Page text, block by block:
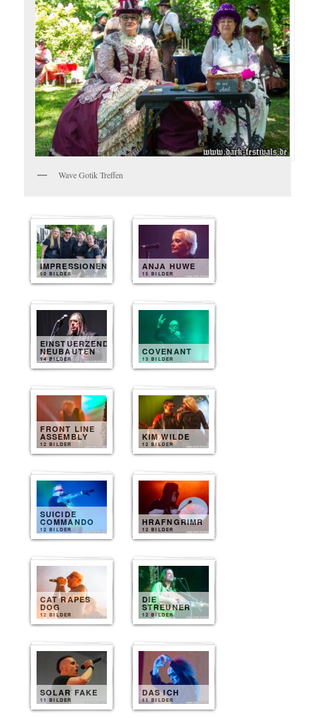
Wave Gotik Treffen
IMPRESSIONEN
50 BILDER
ANJA HUWE
15 BILDER
EINSTUERZENDE
NEUBAUTEN
14 BILDER
COVENANT
13 BILDER
FRONT LINE
ASSEMBLY
12 BILDER
KIM WILDE
12 BILDER
SUICIDE
COMMANDO
12 BILDER
HRAFNGRIMR
12 BILDER
CAT RAPES
DOG
12 BILDER
DIE
STREUNER
12 BILDER
SOLAR FAKE
11 BILDER
DAS ICH
11 BILDER